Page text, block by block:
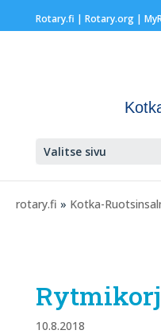
Rotary.fi | Rotary.org|
Valitse sivu
rotary.fi » Kotka-
10.8.2018